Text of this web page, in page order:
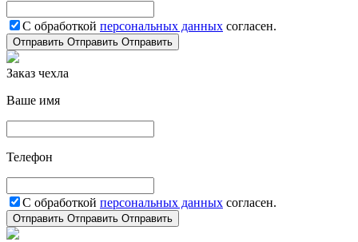
С обработкой персональных данных согласен.
Отправить Отправить Отправить
Заказ чехла
Ваше имя
Телефон
С обработкой персональных данных согласен.
Отправить Отправить Отправить